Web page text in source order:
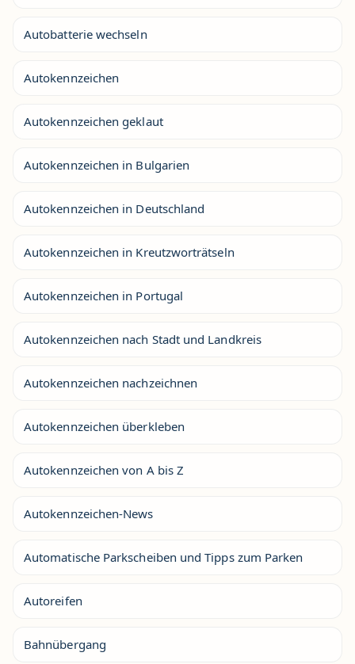
Autobatterie wechseln
Autokennzeichen
Autokennzeichen geklaut
Autokennzeichen in Bulgarien
Autokennzeichen in Deutschland
Autokennzeichen in Kreutzworträtseln
Autokennzeichen in Portugal
Autokennzeichen nach Stadt und Landkreis
Autokennzeichen nachzeichnen
Autokennzeichen überkleben
Autokennzeichen von A bis Z
Autokennzeichen-News
Automatische Parkscheiben und Tipps zum Parken
Autoreifen
Bahnübergang